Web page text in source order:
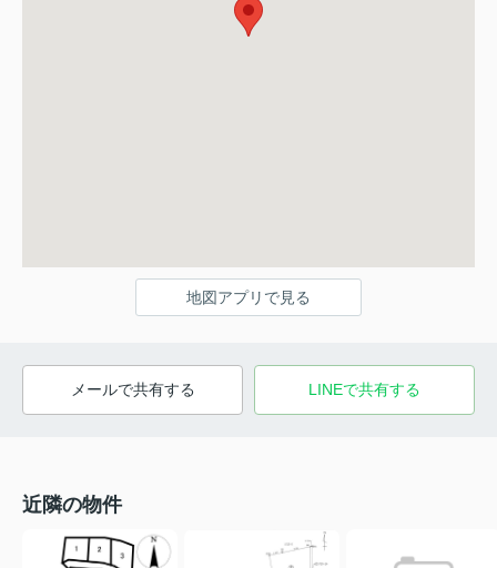
地図アプリで見る
メールで共有する LINEで共有する
近隣の物件